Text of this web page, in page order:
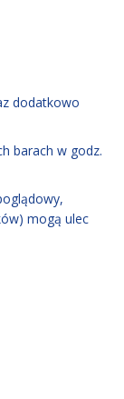
dodatkowo
barach w godz.
mogą ulec